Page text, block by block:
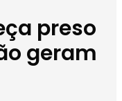
preso
geram